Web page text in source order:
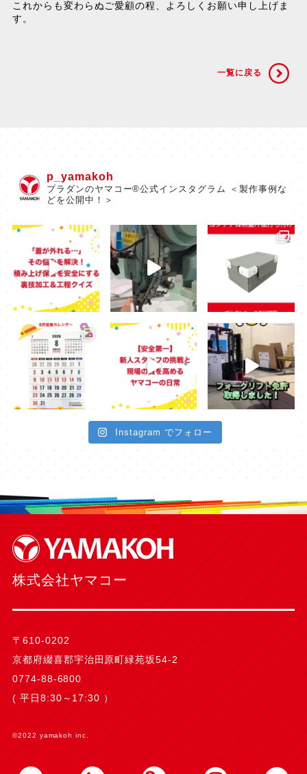
これからも変わらぬご愛顧の程、よろしくお願い申し上げま
す。
一覧に戻る
p_yamakoh
プラダンのヤマコー®公式インスタグラム ＜製作事例な
どを公開中！＞
Instagram でフォロー
株式会社ヤマコー
〒610-0202
京都府綴喜郡宇治田原町緑苑坂54-2
0774-88-6800
( 平日8:30～17:30 ）
©2022 yamakoh inc.